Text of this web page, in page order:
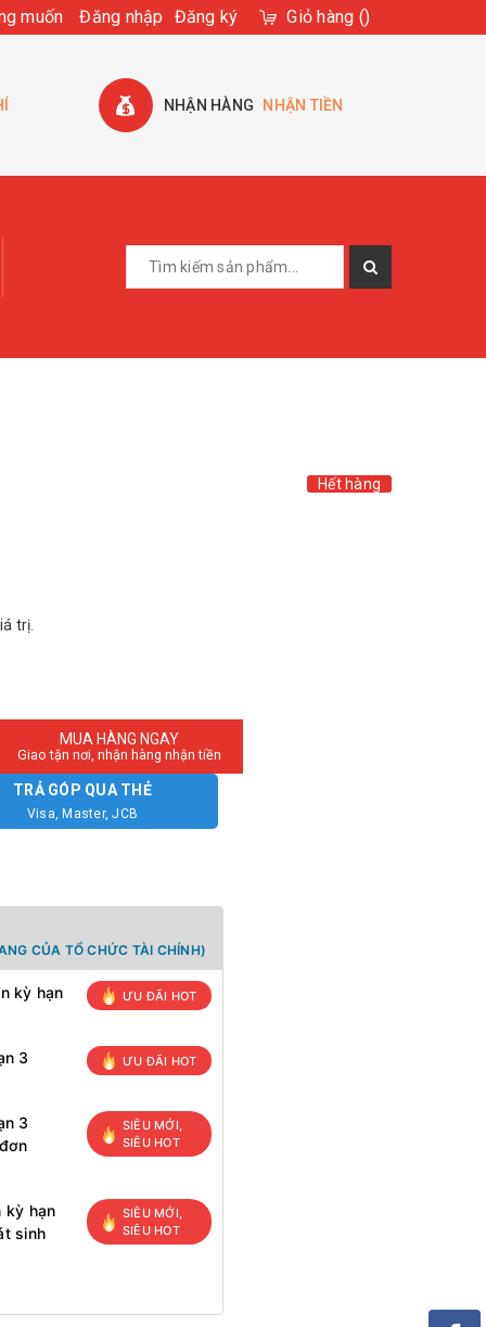
muốn Đăng nhập Đăng ký Giỏ hàng ()
NHẬN HÀNG NHẬN TIỀN
Hết hàng
trị.
MUA HÀNG NGAY
Giao tận nơi, nhận hàng nhận tiền
TRẢ GÓP QUA THẺ
Visa, Master, JCB
CỦA TỔ CHỨC TÀI CHÍNH)
kỳ hạn
ƯU ĐÃI HOT
3
ƯU ĐÃI HOT
3
SIÊU MỚI,
SIÊU HOT
kỳ hạn
sinh
SIÊU MỚI,
SIÊU HOT